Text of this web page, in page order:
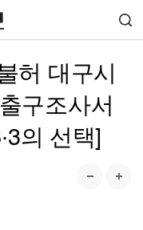
허 대구시
구조사서
의 선택]